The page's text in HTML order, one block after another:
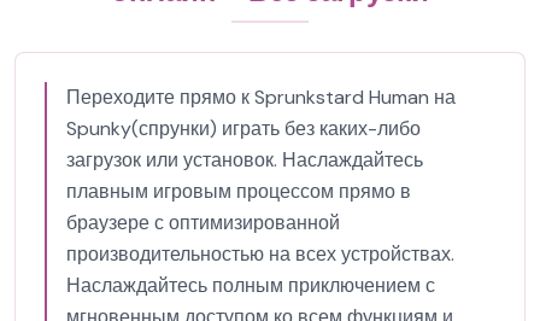
Переходите прямо к Sprunkstard Human на
Spunky(спрунки) играть без каких-либо
загрузок или установок. Наслаждайтесь
плавным игровым процессом прямо в
браузере с оптимизированной
производительностью на всех устройствах.
Наслаждайтесь полным приключением с